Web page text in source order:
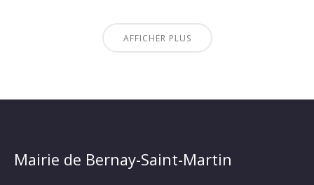
AFFICHER PLUS
Mairie de Bernay-Saint-Martin